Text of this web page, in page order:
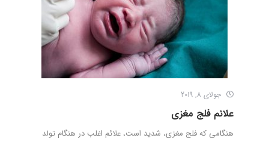
جولای 8, 2019
علائم فلج مغزی
هنگامی که فلج مغزی، شدید است، علائم اغلب در هنگام تولد